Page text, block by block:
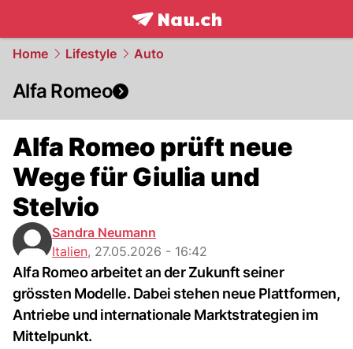
frontpage.NAU.ch
Home Lifestyle Auto
Alfa Romeo
Alfa Romeo prüft neue
Wege für Giulia und
Stelvio
Sandra Neumann
Italien, 27.05.2026 - 16:42
Alfa Romeo arbeitet an der Zukunft seiner
grössten Modelle. Dabei stehen neue Plattformen,
Antriebe und internationale Marktstrategien im
Mittelpunkt.